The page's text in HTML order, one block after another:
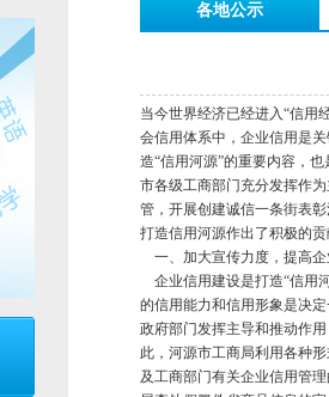
各地公示
当今世界经济已经进入“信用
会信用体系中，企业信用是
造“信用河源”的重要内容，
市各级工商部门充分发挥作
管，开展创建诚信一条街表
打造信用河源作出了积极的
一、加大宣传力度，提高
企业信用建设是打造“信用
的信用能力和信用形象是决
政府部门发挥主导和推动作
此，河源市工商局利用各种
及工商部门有关企业信用管